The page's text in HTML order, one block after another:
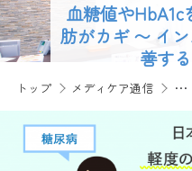
血糖値や
肪がカギ 〜 イ
善す
トップ メディケア通信 血